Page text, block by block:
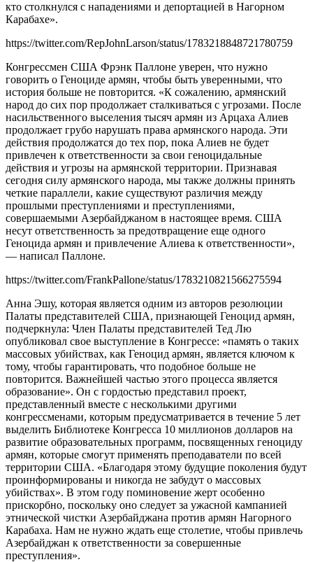
кто столкнулся с нападениями и депортацией в Нагорном
Карабахе».
https://twitter.com/RepJohnLarson/status/1783218848721780759
Конгрессмен США Фрэнк Паллоне уверен, что нужно
говорить о Геноциде армян, чтобы быть уверенными, что
история больше не повторится. «К сожалению, армянский
народ до сих пор продолжает сталкиваться с угрозами. После
насильственного выселения тысяч армян из Арцаха Алиев
продолжает грубо нарушать права армянского народа. Эти
действия продолжатся до тех пор, пока Алиев не будет
привлечен к ответственности за свои геноцидальные
действия и угрозы на армянской территории. Признавая
сегодня силу армянского народа, мы также должны принять
четкие параллели, какие существуют различия между
прошлыми преступлениями и преступлениями,
совершаемыми Азербайджаном в настоящее время. США
несут ответственность за предотвращение еще одного
Геноцида армян и привлечение Алиева к ответственности»,
— написал Паллоне.
https://twitter.com/FrankPallone/status/1783210821566275594
Анна Эшу, которая является одним из авторов резолюции
Палаты представителей США, признающей Геноцид армян,
подчеркнула: Член Палаты представителей Тед Лю
опубликовал свое выступление в Конгрессе: «память о таких
массовых убийствах, как Геноцид армян, является ключом к
тому, чтобы гарантировать, что подобное больше не
повторится. Важнейшей частью этого процесса является
образование». Он с гордостью представил проект,
представленный вместе с несколькими другими
конгрессменами, которым предусматривается в течение 5 лет
выделить Библиотеке Конгресса 10 миллионов долларов на
развитие образовательных программ, посвященных геноциду
армян, которые смогут применять преподаватели по всей
территории США. «Благодаря этому будущие поколения будут
проинформированы и никогда не забудут о массовых
убийствах». В этом году поминовение жерт особенно
прискорбно, поскольку оно следует за ужасной кампанией
этнической чистки Азербайджана против армян Нагорного
Карабаха. Нам не нужно ждать еще столетие, чтобы привлечь
Азербайджан к ответственности за совершенные
преступления».